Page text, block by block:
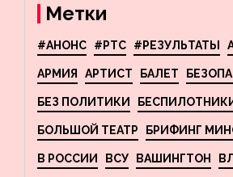
Метки
#АНОНС #РТС #РЕЗУЛЬТАТЫ
АРМИЯ АРТИСТ БАЛЕТ
БЕЗ ПОЛИТИКИ
БОЛЬШОЙ ТЕАТР БРИФИНГ
В РОССИИ ВСУ ВАШИНГТОН